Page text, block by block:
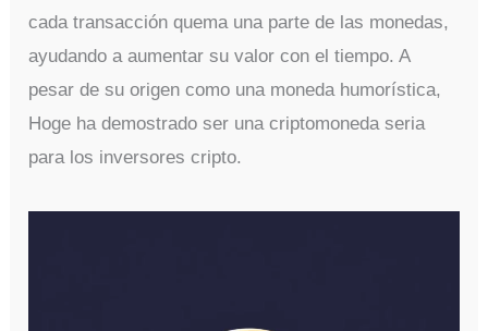
cada transacción quema una parte de las monedas,
ayudando a aumentar su valor con el tiempo. A
pesar de su origen como una moneda humorística,
Hoge ha demostrado ser una criptomoneda seria
para los inversores cripto.